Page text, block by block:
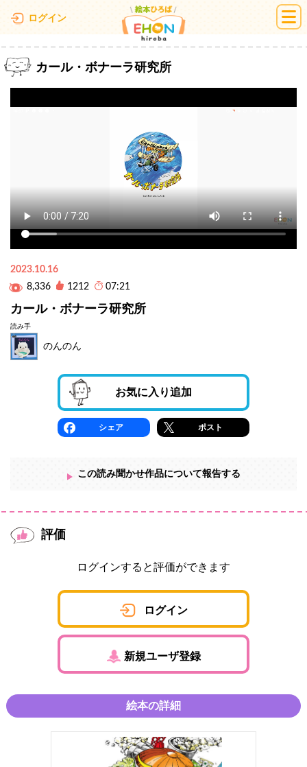
ログイン 絵本ひろば
カール・ボナーラ研究所
2023.10.16
8,336
1212 07:21
カール・ボナーラ研究所
読み手
のんのん
お気に入り追加
シェア ポスト
この読み聞かせ作品について報告する
評価
ログインすると評価ができます
ログイン
新規ユーザ登録
絵本の詳細